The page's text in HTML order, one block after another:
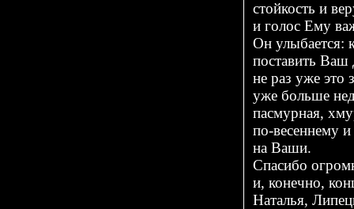
стойкость и
и голос Ему
Он улыбается:
поставить Ваш
не раз уже это
уже больше
пасмурная,
по-весеннему и
на Ваши.
Спасибо
и, конечно,
Наталья,